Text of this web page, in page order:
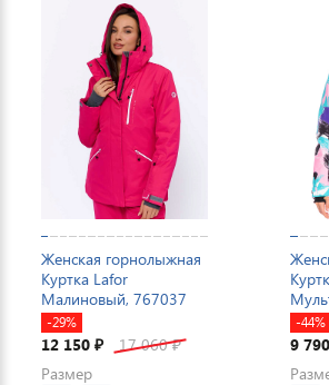
Женская горнолыжная
Куртка Lafor
Малиновый, 767037
-29%
12 150 ₽ 17 060₽
Размер
-44%
9 790